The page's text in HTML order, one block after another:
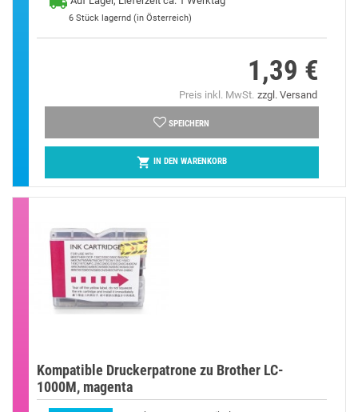
6 Stück lagernd (in Österreich)
1,39 €
Preis inkl. MwSt. zzgl. Versand
SPEICHERN
 IN DEN WARENKORB
Kompatible Druckerpatrone zu Brother LC-
1000M, magenta